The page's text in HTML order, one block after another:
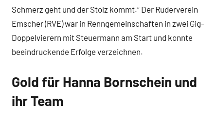
Schmerz geht und der Stolz kommt.“ Der Ruderverein
Emscher (RVE) war in Renngemeinschaften in zwei Gig-
Doppelvierern mit Steuermann am Start und konnte
beeindruckende Erfolge verzeichnen.
Gold für Hanna Bornschein und
ihr Team